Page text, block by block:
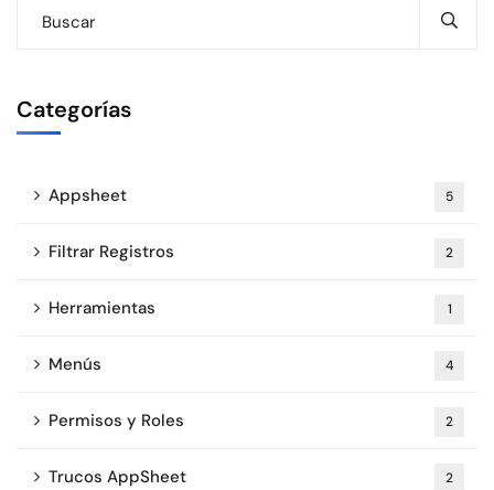
Categorías
Appsheet 5
Filtrar Registros 2
Herramientas 1
Menús 4
Permisos y Roles 2
Trucos AppSheet 2